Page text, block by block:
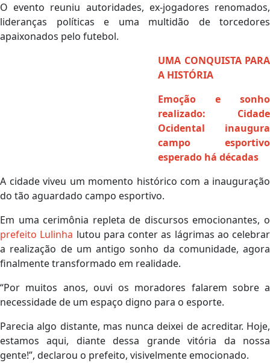
O evento reuniu autoridades, ex-jogadores renomados,
lideranças políticas e uma multidão de torcedores
apaixonados pelo futebol.
UMA CONQUISTA PARA
A HISTÓRIA
Emoção e sonho
realizado: Cidade
Ocidental inaugura
campo esportivo
esperado há décadas
A cidade viveu um momento histórico com a inauguração
do tão aguardado campo esportivo.
Em uma cerimônia repleta de discursos emocionantes, o
prefeito Lulinha lutou para conter as lágrimas ao celebrar
a realização de um antigo sonho da comunidade, agora
finalmente transformado em realidade.
“Por muitos anos, ouvi os moradores falarem sobre a
necessidade de um espaço digno para o esporte.
Parecia algo distante, mas nunca deixei de acreditar. Hoje,
estamos aqui, diante dessa grande vitória da nossa
gente!”, declarou o prefeito, visivelmente emocionado.